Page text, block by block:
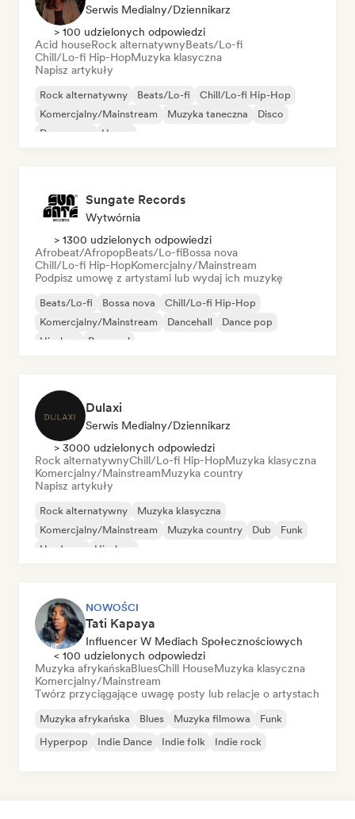
Serwis Medialny/Dziennikarz
> 100 udzielonych odpowiedzi
Acid houseRock alternatywnyBeats/Lo-fi
Chill/Lo-fi Hip-HopMuzyka klasyczna
Napisz artykuły
Rock alternatywny Beats/Lo-fi
Chill/Lo-fi Hip-Hop
Komercjalny/Mainstream
Muzyka taneczna
Disco
Dream pop
House
Sungate Records
Wytwórnia
> 1300 udzielonych odpowiedzi
Afrobeat/AfropopBeats/Lo-fiBossa nova
Chill/Lo-fi Hip-HopKomercjalny/Mainstream
Podpisz umowę z artystami lub wydaj ich muzykę
Beats/Lo-fi Bossa nova
Chill/Lo-fi Hip-Hop
Komercjalny/Mainstream
Dancehall
Dance pop
Hip-hop
Pop-soul
Dulaxi
Serwis Medialny/Dziennikarz
> 3000 udzielonych odpowiedzi
Rock alternatywnyChill/Lo-fi Hip-HopMuzyka klasyczna
Komercjalny/MainstreamMuzyka country
Napisz artykuły
Rock alternatywny
Muzyka klasyczna
Komercjalny/Mainstream
Muzyka country Dub
Funk
Hardcore
Hip-hop
NOWOŚCI
Tati Kapaya
Influencer W Mediach Społecznościowych
< 100 udzielonych odpowiedzi
Muzyka afrykańskaBluesChill HouseMuzyka klasyczna
Komercjalny/Mainstream
Twórz przyciągające uwagę posty lub relacje o artystach
Muzyka afrykańska Blues Muzyka filmowa
Funk
Hyperpop
Indie Dance Indie folk Indie rock